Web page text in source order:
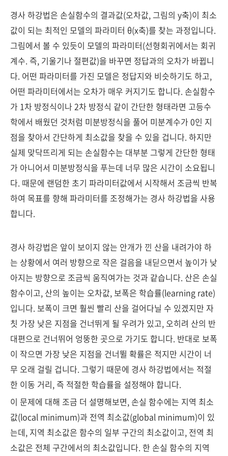
경사 하강법은 손실함수의 결과값(오차값, 그림의 y축)이 최소
값이 되는 최적인 모델의 파라미터 θ(x축)를 찾는 과정입니다.
그림에서 볼 수 있듯이 모델의 파라미터(선형회귀에서는 회귀
계수. 즉, 기울기나 절편값)을 바꾸면 정답과의 오차가 바뀝니
다. 어떤 파라미터를 가진 모델은 정답지와 비슷하기도 하고,
어떤 파라미터에서는 오차가 매우 커지기도 합니다. 손실함수
가 1차 방정식이나 2차 방정식 같이 간단한 형태라면 고등수
학에서 배웠던 것처럼 미분방정식을 풀어 미분계수가 0인 지
점을 찾아서 간단하게 최소값을 찾을 수 있을 겁니다. 하지만
실제 맞닥뜨리게 되는 손실함수는 대부분 그렇게 간단한 형태
가 아니어서 미분방정식을 푸는데 너무 많은 시간이 소요됩니
다. 때문에 랜덤한 초기 파라미터값에서 시작해서 조금씩 반복
하여 목표를 향해 파라미터를 조정해가는 경사 하강법을 사용
합니다.
경사 하강법은 앞이 보이지 않는 안개가 낀 산을 내려가야 하
는 상황에서 여러 방향으로 작은 걸음을 내딛으면서 높이가 낮
아지는 방향으로 조금씩 움직여가는 것과 같습니다. 산은 손실
함수이고, 산의 높이는 오차값, 보폭은 학습률(learning rate)
입니다. 보폭이 크면 훨씬 빨리 산을 걸어다닐 수 있겠지만 자
칫 가장 낮은 지점을 건너뛰게 될 우려가 있고, 오히려 산의 반
대편으로 건너뛰어 엉뚱한 곳으로 가기도 합니다. 반대로 보폭
이 작으면 가장 낮은 지점을 건너뛸 확률은 적지만 시간이 너
무 오래 걸릴 겁니다. 그렇기 때문에 경사 하강법에서는 적절
한 이동 거리, 즉 적절한 학습률을 설정해야 합니다.
이 문제에 대해 조금 더 설명해보면, 손실 함수에는 지역 최소
값(local minimum)과 전역 최소값(global minimum)이 있
는데, 지역 최소값은 함수의 일부 구간의 최소값이고, 전역 최
소값은 전체 구간에서의 최소값입니다. 한 손실 함수의 지역